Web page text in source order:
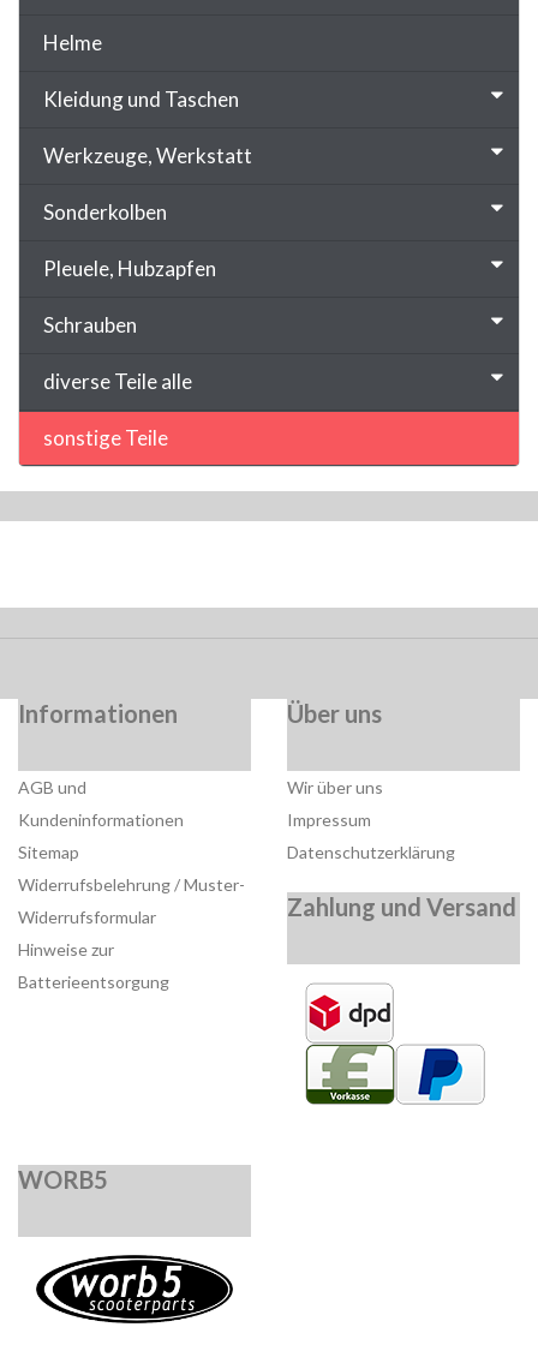
Helme
Kleidung und Taschen
Werkzeuge, Werkstatt
Sonderkolben
Pleuele, Hubzapfen
Schrauben
diverse Teile alle
sonstige Teile
Informationen
AGB und
Kundeninformationen
Sitemap
Widerrufsbelehrung / Muster-
Widerrufsformular
Hinweise zur
Batterieentsorgung
Über uns
Wir über uns
Impressum
Datenschutzerklärung
Zahlung und Versand
WORB5